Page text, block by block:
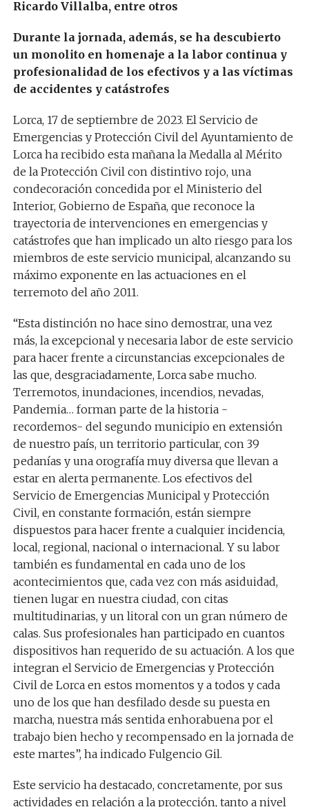
Ricardo Villalba, entre otros
Durante la jornada, además, se ha descubierto
un monolito en homenaje a la labor continua y
profesionalidad de los efectivos y a las víctimas
de accidentes y catástrofes
Lorca, 17 de septiembre de 2023. El Servicio de
Emergencias y Protección Civil del Ayuntamiento de
Lorca ha recibido esta mañana la Medalla al Mérito
de la Protección Civil con distintivo rojo, una
condecoración concedida por el Ministerio del
Interior, Gobierno de España, que reconoce la
trayectoria de intervenciones en emergencias y
catástrofes que han implicado un alto riesgo para los
miembros de este servicio municipal, alcanzando su
máximo exponente en las actuaciones en el
terremoto del año 2011.
“Esta distinción no hace sino demostrar, una vez
más, la excepcional y necesaria labor de este servicio
para hacer frente a circunstancias excepcionales de
las que, desgraciadamente, Lorca sabe mucho.
Terremotos, inundaciones, incendios, nevadas,
Pandemia… forman parte de la historia -
recordemos- del segundo municipio en extensión
de nuestro país, un territorio particular, con 39
pedanías y una orografía muy diversa que llevan a
estar en alerta permanente. Los efectivos del
Servicio de Emergencias Municipal y Protección
Civil, en constante formación, están siempre
dispuestos para hacer frente a cualquier incidencia,
local, regional, nacional o internacional. Y su labor
también es fundamental en cada uno de los
acontecimientos que, cada vez con más asiduidad,
tienen lugar en nuestra ciudad, con citas
multitudinarias, y un litoral con un gran número de
calas. Sus profesionales han participado en cuantos
dispositivos han requerido de su actuación. A los que
integran el Servicio de Emergencias y Protección
Civil de Lorca en estos momentos y a todos y cada
uno de los que han desfilado desde su puesta en
marcha, nuestra más sentida enhorabuena por el
trabajo bien hecho y recompensado en la jornada de
este martes”, ha indicado Fulgencio Gil.
Este servicio ha destacado, concretamente, por sus
actividades en relación a la protección, tanto a nivel